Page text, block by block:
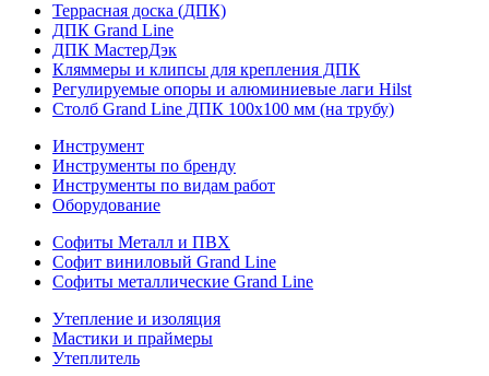
Террасная доска (ДПК)
ДПК Grand Line
ДПК МастерДэк
Кляммеры и клипсы для крепления ДПК
Регулируемые опоры и алюминиевые лаги Hilst
Столб Grand Line ДПК 100х100 мм (на трубу)
Инструмент
Инструменты по бренду
Инструменты по видам работ
Оборудование
Софиты Металл и ПВХ
Софит виниловый Grand Line
Софиты металлические Grand Line
Утепление и изоляция
Мастики и праймеры
Утеплитель